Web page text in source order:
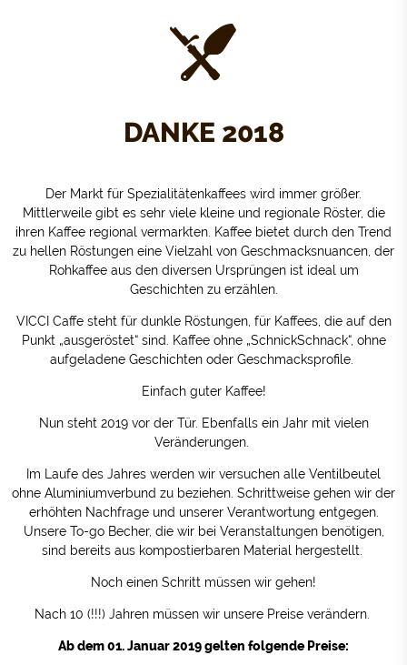
DANKE 2018
Der Markt für Spezialitätenkaffees wird immer größer.
Mittlerweile gibt es sehr viele kleine und regionale Röster, die
ihren Kaffee regional vermarkten. Kaffee bietet durch den Trend
zu hellen Röstungen eine Vielzahl von Geschmacksnuancen, der
Rohkaffee aus den diversen Ursprüngen ist ideal um
Geschichten zu erzählen.
VICCI Caffe steht für dunkle Röstungen, für Kaffees, die auf den
Punkt „ausgeröstet“ sind. Kaffee ohne „SchnickSchnack“, ohne
aufgeladene Geschichten oder Geschmacksprofile.
Einfach guter Kaffee!
Nun steht 2019 vor der Tür. Ebenfalls ein Jahr mit vielen
Veränderungen.
Im Laufe des Jahres werden wir versuchen alle Ventilbeutel
ohne Aluminiumverbund zu beziehen. Schrittweise gehen wir der
erhöhten Nachfrage und unserer Verantwortung entgegen.
Unsere To-go Becher, die wir bei Veranstaltungen benötigen,
sind bereits aus kompostierbaren Material hergestellt.
Noch einen Schritt müssen wir gehen!
Nach 10 (!!!) Jahren müssen wir unsere Preise verändern.
Ab dem 01. Januar 2019 gelten folgende Preise: